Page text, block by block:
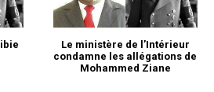
Le ministère de l’Intérieur
condamne les allégations de
Mohammed Ziane